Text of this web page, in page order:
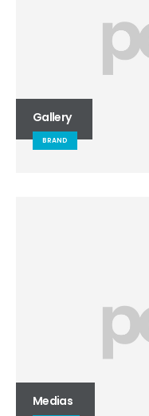
Gallery
BRAND
Medias